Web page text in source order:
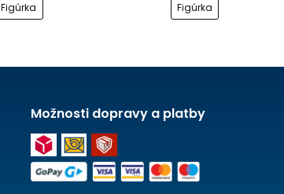
Figúrka Figúrka
Možnosti dopravy a platby